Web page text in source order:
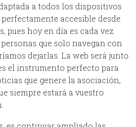
a todos los dispositivos
accesible desde
pues hoy en día es cada vez
que solo navegan con
dejarlas. La web será junto
el instrumento perfecto para
que genere la asociación,
siempre estará a vuestro